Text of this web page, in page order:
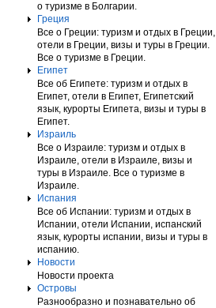
о туризме в Болгарии.
Греция
Все о Греции: туризм и отдых в Греции,
отели в Греции, визы и туры в Греции.
Все о туризме в Греции.
Египет
Все об Египете: туризм и отдых в
Египет, отели в Египет, Египетский
язык, курорты Египета, визы и туры в
Египет.
Израиль
Все о Израиле: туризм и отдых в
Израиле, отели в Израиле, визы и
туры в Израиле. Все о туризме в
Израиле.
Испания
Все об Испании: туризм и отдых в
Испании, отели Испании, испанский
язык, курорты испании, визы и туры в
испанию.
Новости
Новости проекта
Островы
Разнообразно и познавательно об